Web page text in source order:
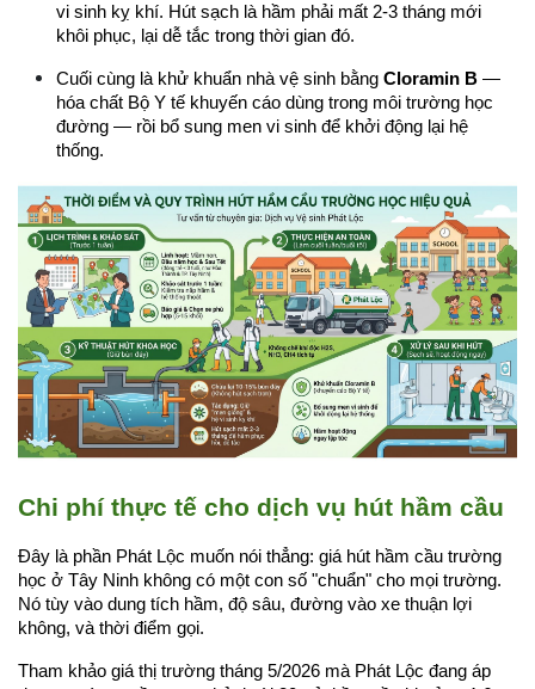
vi sinh kỵ khí. Hút sạch là hầm phải mất 2-3 tháng mới
khôi phục, lại dễ tắc trong thời gian đó.
Cuối cùng là khử khuẩn nhà vệ sinh bằng Cloramin B —
hóa chất Bộ Y tế khuyến cáo dùng trong môi trường học
đường — rồi bổ sung men vi sinh để khởi động lại hệ
thống.
Chi phí thực tế cho dịch vụ hút hầm cầu
Đây là phần Phát Lộc muốn nói thẳng: giá hút hầm cầu trường
học ở Tây Ninh không có một con số "chuẩn" cho mọi trường.
Nó tùy vào dung tích hầm, độ sâu, đường vào xe thuận lợi
không, và thời điểm gọi.
Tham khảo giá thị trường tháng 5/2026 mà Phát Lộc đang áp